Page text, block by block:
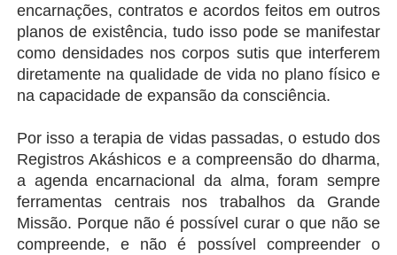
encarnações, contratos e acordos feitos em outros
planos de existência, tudo isso pode se manifestar
como densidades nos corpos sutis que interferem
diretamente na qualidade de vida no plano físico e
na capacidade de expansão da consciência.
Por isso a terapia de vidas passadas, o estudo dos
Registros Akáshicos e a compreensão do dharma,
a agenda encarnacional da alma, foram sempre
ferramentas centrais nos trabalhos da Grande
Missão. Porque não é possível curar o que não se
compreende, e não é possível compreender o